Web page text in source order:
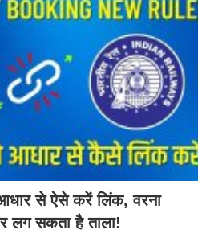
से ऐसे करें लिंक, वरना
लग सकता है ताला!